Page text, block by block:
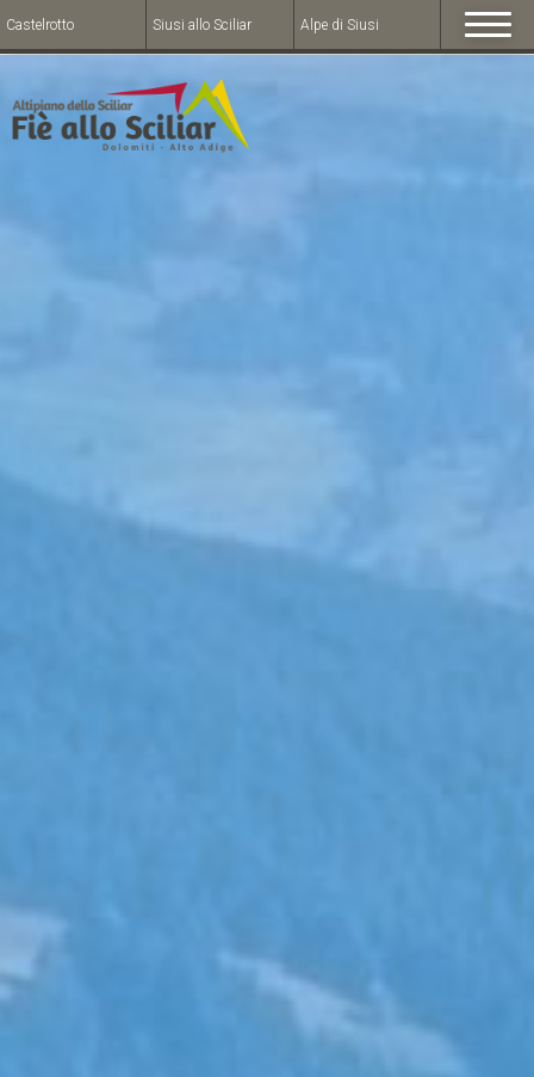
Castelrotto Siusi allo Sciliar Alpe di Siusi